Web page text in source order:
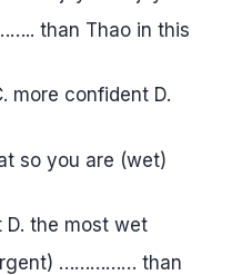
than Thao in this
more confident D.
so you are (wet)
D. the most wet
…………… than